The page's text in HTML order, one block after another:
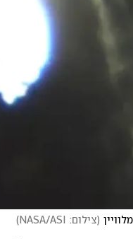
(צילום:  NASA/ASI )